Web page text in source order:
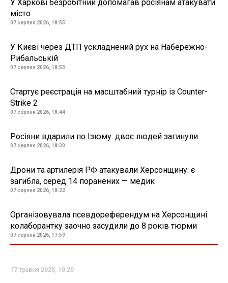
У Харкові безробітний допомагав росіянам атакувати
місто
07 серпня 2026, 18:55
У Києві через ДТП ускладнений рух на Набережно-
Рибальській
07 серпня 2026, 18:53
Стартує реєстрація на масштабний турнір із Counter-
Strike 2
07 серпня 2026, 18:44
Росіяни вдарили по Ізюму: двоє людей загинули
07 серпня 2026, 18:30
Дрони та артилерія РФ атакували Херсонщину: є
загибла, серед 14 поранених — медик
07 серпня 2026, 18:22
Організовувала псевдореферендум на Херсонщині:
колаборантку заочно засудили до 8 років тюрми
07 серпня 2026, 17:59
17 травня 2025, 10:20